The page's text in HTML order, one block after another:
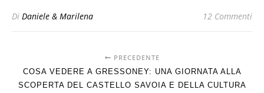
Di Daniele & Marilena 12 Commenti
PRECEDENTE
COSA VEDERE A GRESSONEY: UNA GIORNATA ALLA
SCOPERTA DEL CASTELLO SAVOIA E DELLA CULTURA